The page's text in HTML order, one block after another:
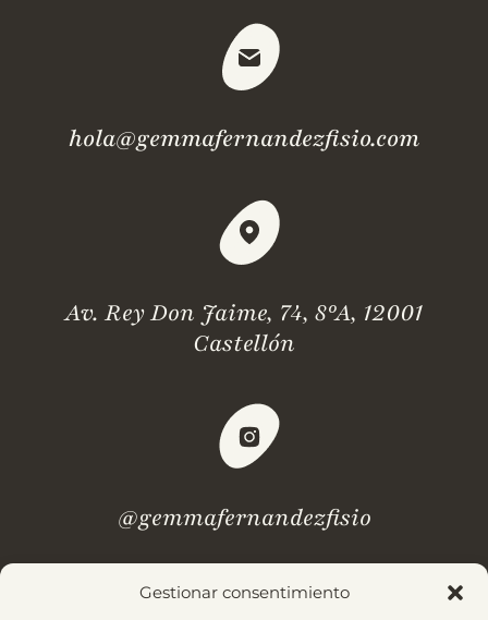
Gestionar consentimiento
hola@gemmafernandezfisio.com
Av. Rey Don Jaime, 74, 8ºA, 12001
Castellón
@gemmafernandezfisio